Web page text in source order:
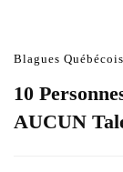
Blagues
10
AUCUN